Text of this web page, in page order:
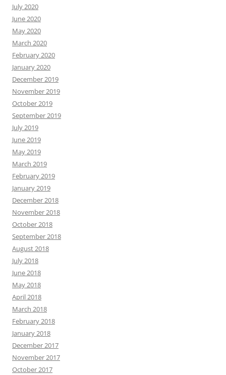
July 2020
June 2020
May 2020
March 2020
February 2020
January 2020
December 2019
November 2019
October 2019
September 2019
July 2019
June 2019
May 2019
March 2019
February 2019
January 2019
December 2018
November 2018
October 2018
September 2018
August 2018
July 2018
June 2018
May 2018
April 2018
March 2018
February 2018
January 2018
December 2017
November 2017
October 2017